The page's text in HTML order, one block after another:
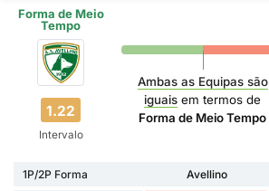
Forma de Meio
Tempo
1.22
Intervalo
Ambas as Equipas são
iguais em termos de
Forma de Meio Tempo
1P/2P Forma Avellino